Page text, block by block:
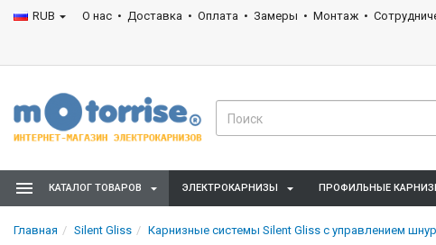
RUB О нас Доставка Оплата Замеры Монтаж
КАТАЛОГ ТОВАРОВ ЭЛЕКТРОКАРНИЗЫ ПРОФИЛЬНЫЕ
Главная Silent Gliss Карнизные системы Silent Gliss с управлением